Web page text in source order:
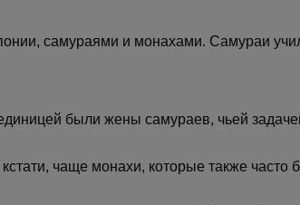
самураями и монахами. Самураи
были жены самураев, чьей
чаще монахи, которые также